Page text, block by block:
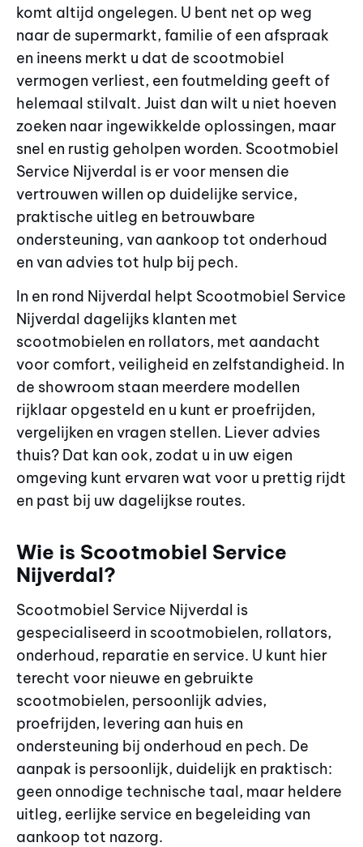
komt altijd ongelegen. U bent net op weg
naar de supermarkt, familie of een afspraak
en ineens merkt u dat de scootmobiel
vermogen verliest, een foutmelding geeft of
helemaal stilvalt. Juist dan wilt u niet hoeven
zoeken naar ingewikkelde oplossingen, maar
snel en rustig geholpen worden. Scootmobiel
Service Nijverdal is er voor mensen die
vertrouwen willen op duidelijke service,
praktische uitleg en betrouwbare
ondersteuning, van aankoop tot onderhoud
en van advies tot hulp bij pech.
In en rond Nijverdal helpt Scootmobiel Service
Nijverdal dagelijks klanten met
scootmobielen en rollators, met aandacht
voor comfort, veiligheid en zelfstandigheid. In
de showroom staan meerdere modellen
rijklaar opgesteld en u kunt er proefrijden,
vergelijken en vragen stellen. Liever advies
thuis? Dat kan ook, zodat u in uw eigen
omgeving kunt ervaren wat voor u prettig rijdt
en past bij uw dagelijkse routes.
Wie is Scootmobiel Service
Nijverdal?
Scootmobiel Service Nijverdal is
gespecialiseerd in scootmobielen, rollators,
onderhoud, reparatie en service. U kunt hier
terecht voor nieuwe en gebruikte
scootmobielen, persoonlijk advies,
proefrijden, levering aan huis en
ondersteuning bij onderhoud en pech. De
aanpak is persoonlijk, duidelijk en praktisch:
geen onnodige technische taal, maar heldere
uitleg, eerlijke service en begeleiding van
aankoop tot nazorg.